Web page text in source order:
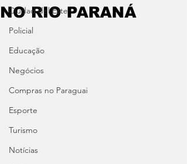
Ciudad del Este
Policial
Educação
Negócios
Compras no Paraguai
Esporte
Turismo
Notícias
NO RIO PARANÁ